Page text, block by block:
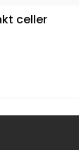
celler